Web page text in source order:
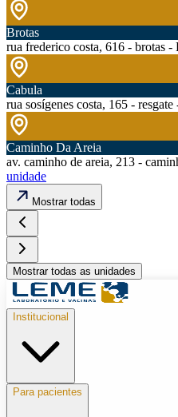
Brotas
rua frederico costa, 616 - brotas -
Cabula
rua sosígenes costa, 165 -
Caminho Da Areia
av. caminho de areia, 213 -
unidade
Mostrar todas
Mostrar todas as unidades
Institucional
Para pacientes